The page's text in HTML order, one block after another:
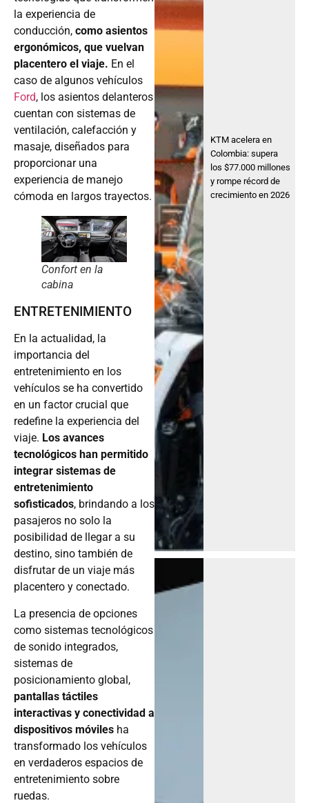
la experiencia de
conducción, como asientos
ergonómicos, que vuelvan
placentero el viaje. En el
caso de algunos vehículos
Ford, los asientos delanteros
cuentan con sistemas de
ventilación, calefacción y
masaje, diseñados para
proporcionar una
experiencia de manejo
cómoda en largos trayectos.
Confort en la
cabina
ENTRETENIMIENTO
En la actualidad, la
importancia del
entretenimiento en los
vehículos se ha convertido
en un factor crucial que
redefine la experiencia del
viaje. Los avances
tecnológicos han permitido
integrar sistemas de
entretenimiento
sofisticados, brindando a los
pasajeros no solo la
posibilidad de llegar a su
destino, sino también de
disfrutar de un viaje más
placentero y conectado.
La presencia de opciones
como sistemas tecnológicos
de sonido integrados,
sistemas de
posicionamiento global,
pantallas táctiles
interactivas y conectividad a
dispositivos móviles ha
transformado los vehículos
en verdaderos espacios de
entretenimiento sobre
ruedas.
KTM acelera en
Colombia: supera
los $77.000 millones
y rompe récord de
crecimiento en 2026